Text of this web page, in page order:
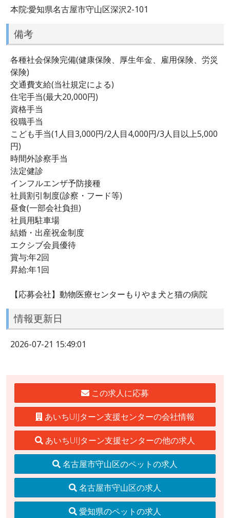
本院:愛知県名古屋市守山区深沢2-101
備考
各種社会保険完備(健康保険、厚生年金、雇用保険、労災
保険)
交通費支給(当社規定による)
住宅手当(最大20,000円)
資格手当
役職手当
こども手当(1人目3,000円/2人目4,000円/3人目以上5,000
円)
時間外診察手当
法定健診
インフルエンザ予防接種
社員割引制度(診察・フード等)
昼食(一部会社負担)
社員用駐車場
結婚・出産祝金制度
エクシブ会員優待
賞与:年2回
昇給:年1回
【応募会社】動物医療センターもりやま犬と猫の病院
情報更新日
2026-07-21 15:49:01
この求人に応募
あいちUIJターン支援センターの会社情報
あいちUIJターン支援センターの他の求人
名古屋市守山区のペットの求人
名古屋市守山区の求人
愛知県のペットの求人